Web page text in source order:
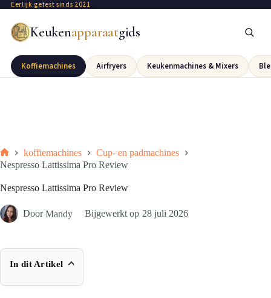
Eerlijk getest sinds 2021
Keukenapparaatgids
Koffiemachines Airfryers Keukenmachines & Mixers
koffiemachines
Cup- en padmachines
Nespresso Lattissima Pro Review
Nespresso Lattissima Pro Review
Door Mandy Bijgewerkt op 28 juli 2026
In dit Artikel